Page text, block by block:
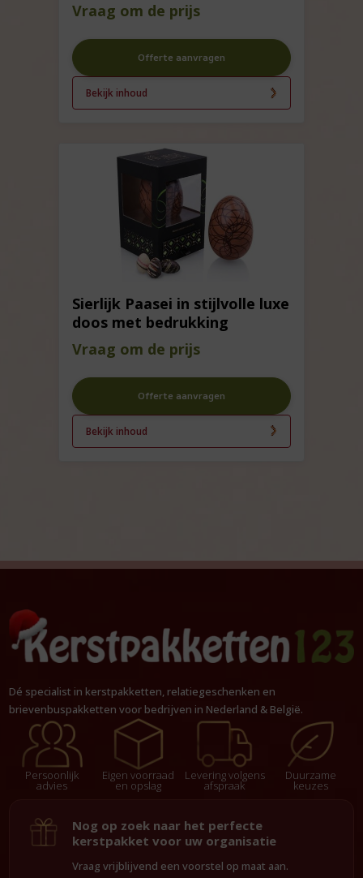
Vraag om de prijs
Offerte aanvragen
Bekijk inhoud
Sierlijk Paasei in stijlvolle luxe
doos met bedrukking
Vraag om de prijs
Offerte aanvragen
Bekijk inhoud
Dé specialist in kerstpakketten, relatiegeschenken en
brievenbuspakketten voor bedrijven in Nederland & België.
Persoonlijk
advies
Eigen voorraad
en opslag
Levering volgens
afspraak
Duurzame
keuzes
Nog op zoek naar het perfecte
kerstpakket voor uw organisatie
Vraag vrijblijvend een voorstel op maat aan.